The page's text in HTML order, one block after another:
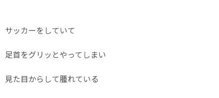
サッカーをしていて
足首をグリッとやってしまい
見た目からして腫れている